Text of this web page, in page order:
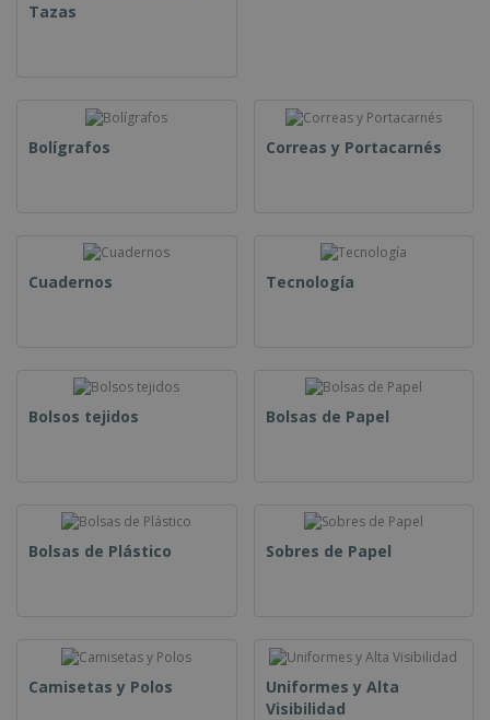
Tazas
Bolígrafos Correas y Portacarnés
Cuadernos Tecnología
Bolsos tejidos Bolsas de Papel
Bolsas de Plástico Sobres de Papel
Camisetas y Polos
Uniformes y Alta
Visibilidad